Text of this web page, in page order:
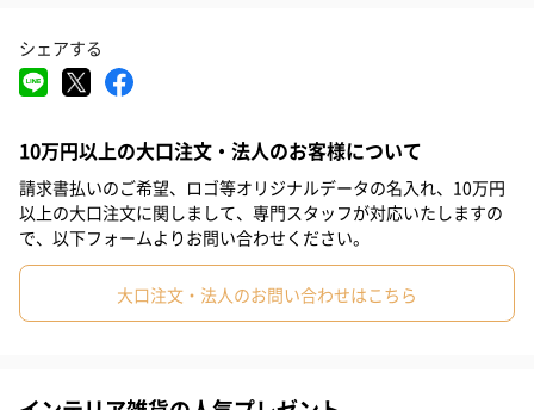
調整ができます。
ガスシリンダー式座面高さ調節
上下最大90mmまで調節可能です。
モールドウレタン仕様
シェアする
10万円以上の大口注文・法人のお客様について
請求書払いのご希望、ロゴ等オリジナルデータの名入れ、10万円
以上の大口注文に関しまして、専門スタッフが対応いたしますの
で、以下フォームよりお問い合わせください。
大口注文・法人のお問い合わせはこちら